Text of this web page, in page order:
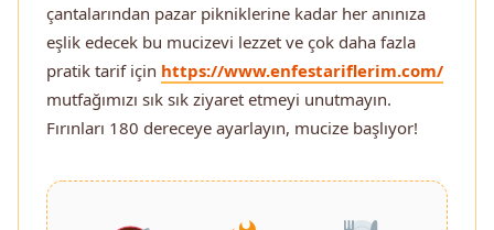
çantalarından pazar pikniklerine kadar her anınıza
eşlik edecek bu mucizevi lezzet ve çok daha fazla
pratik tarif için https://www.enfestariflerim.com/
mutfağımızı sık sık ziyaret etmeyi unutmayın.
Fırınları 180 dereceye ayarlayın, mucize başlıyor!